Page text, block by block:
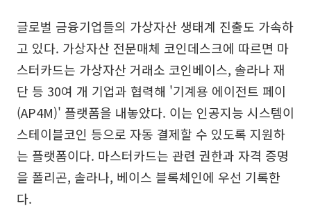
글로벌 금융기업들의 가상자산 생태계 진출도 가속하
고 있다. 가상자산 전문매체 코인데스크에 따르면 마
스터카드는 가상자산 거래소 코인베이스, 솔라나 재
단 등 30여 개 기업과 협력해 '기계용 에이전트 페이
(AP4M)' 플랫폼을 내놓았다. 이는 인공지능 시스템이
스테이블코인 등으로 자동 결제할 수 있도록 지원하
는 플랫폼이다. 마스터카드는 관련 권한과 자격 증명
을 폴리곤, 솔라나, 베이스 블록체인에 우선 기록한
다.